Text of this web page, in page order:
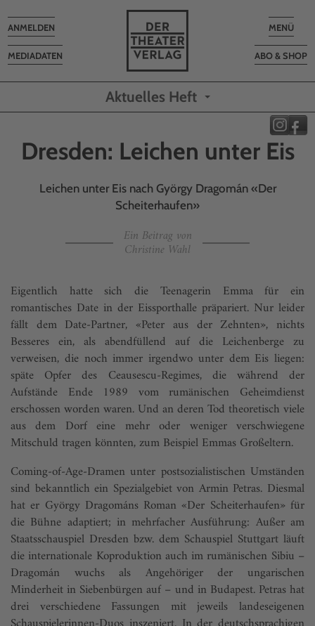
Toggle
MENÜ
ABO & SHOP
MEDIADATEN
Toggle
navigation
ANMELDEN
Aktuelles Heft
Dresden: Leichen unter Eis
Leichen unter Eis nach György Dragomán «Der
Scheiterhaufen»
Ein Beitrag von
Christine Wahl
Eigentlich hatte sich die Teenagerin Emma für ein
romantisches Date in der Eissporthalle präpariert. Nur leider
fällt dem Date-Partner, «Peter aus der Zehnten», nichts
Besseres ein, als abendfüllend auf die Leichenberge zu
verweisen, die noch immer irgendwo unter dem Eis liegen:
späte Opfer des Ceausescu-Regimes, die während der
Aufstände Ende 1989 vom rumänischen Geheimdienst
erschossen worden waren. Und an deren Tod theoretisch viele
aus dem Dorf eine mehr oder weniger verschwiegene
Mitschuld tragen könnten, zum Beispiel Emmas Großeltern.
Coming-of-Age-Dramen unter postsozialistischen Umständen
sind bekanntlich ein Spezialgebiet von Armin Petras. Diesmal
hat er György Dragománs Roman «Der Scheiterhaufen» für
die Bühne adaptiert; in mehrfacher Ausführung: Außer am
Staatsschauspiel Dresden bzw. dem Schauspiel Stuttgart läuft
die internationale Koproduktion auch im rumänischen Sibiu –
Dragomán wuchs als Angehöriger der ungarischen
Minderheit in Siebenbürgen auf – und in Budapest. Petras hat
drei verschiedene Fassungen mit jeweils landeseigenen